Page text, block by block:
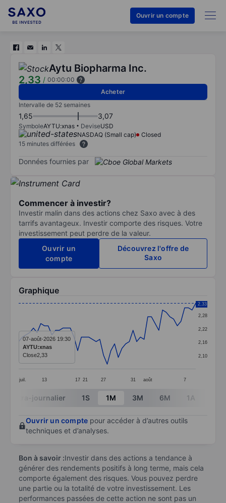
Ouvrir un compte
Aytu Biopharma Inc.
2,33 / 00:00:00
Acheter
Intervalle de 52 semaines
1,65 3,07
SymboleAYTU:xnas DeviseUSD
NASDAQ (Small cap)
Closed
15 minutes différées
Données fournies par
Commencer à investir?
Investir malin dans des actions chez Saxo avec à des
tarrifs avantageux. Investir comporte des risques. Votre
investissement peut perdre de la valeur.
Ouvrir un
compte
Découvrez l'offre de
Saxo
Graphique
Line chart with 49 data points.
The chart has 1 X axis displaying categories.
The chart has 1 Y axis displaying values. Data
juil. 13 17 21 27 31 août 7
2,10
2,16
2,22
2,28
2,33
07-août-2026 19:30
AYTU:xnas
Close2,33
End of interactive chart.
Intra-journalier 1S 1M 3M 6M 1A
Ouvrir un compte pour accéder à d’autres outils
techniques et d’analyses.
Bon à savoir :Investir dans des actions a tendance à
générer des rendements positifs à long terme, mais cela
comporte également des risques. Vous pouvez perdre
une partie ou la totalité de votre investissement. Les
performances passées de cette action ne sont pas un